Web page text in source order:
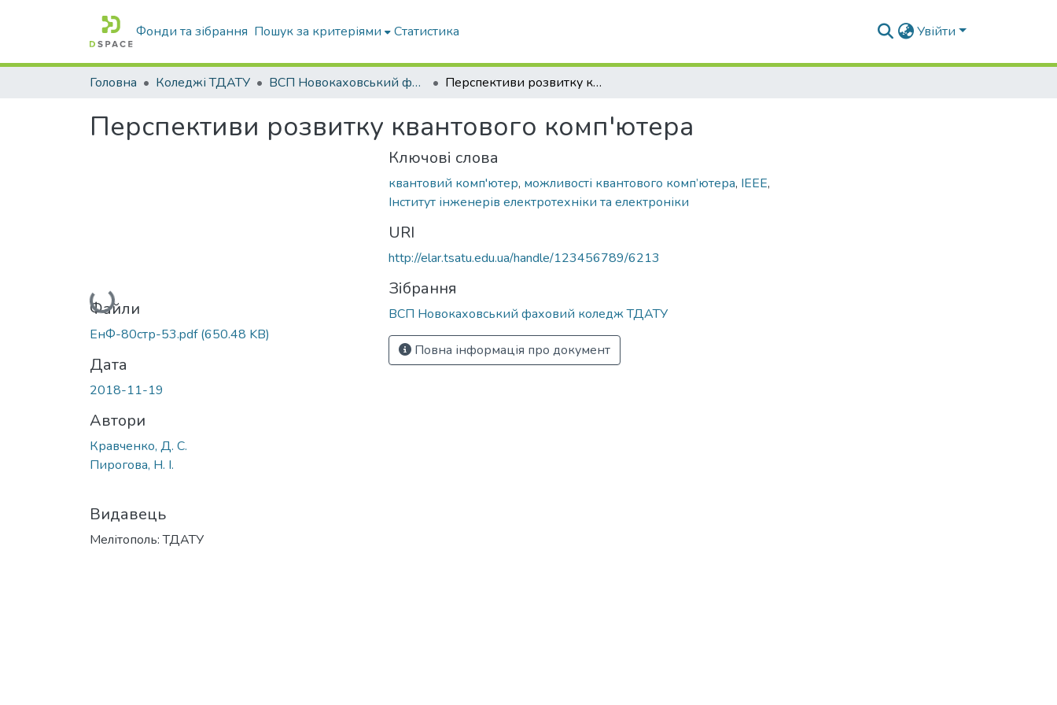
Фонди та зібрання Пошук за критеріями Статистика Увійти
Головна Коледжі ТДАТУ ВСП Новокаховський фаховий коледж ТДАТУ Перспективи розвитку квантового комп'ютера
Перспективи розвитку квантового комп'ютера
Вантажиться...
Файли
ЕнФ-80стр-53.pdf(650.48 KB)
Дата
2018-11-19
Автори
Кравченко, Д. С.
Пирогова, Н. І.
Видавець
Мелітополь: ТДАТУ
Ключові слова
квантовий комп'ютер, можливості квантового комп’ютера, IEEE,
Інститут інженерів електротехніки та електроніки
URI
http://elar.tsatu.edu.ua/handle/123456789/6213
Зібрання
ВСП Новокаховський фаховий коледж ТДАТУ
Повна інформація про документ